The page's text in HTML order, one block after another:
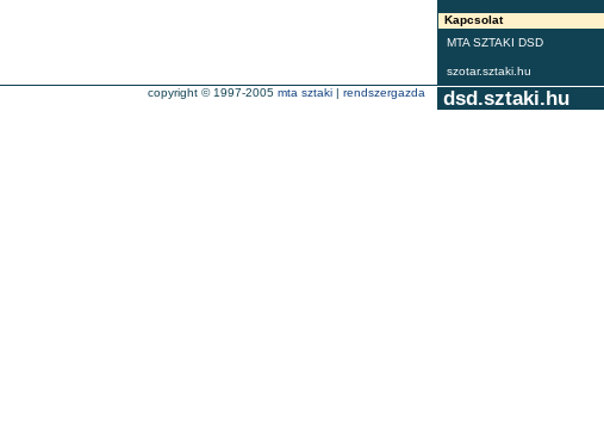
Kapcsolat
MTA SZTAKI DSD
szotar.sztaki.hu
dsd.sztaki.hu
copyright © 1997-2005 mta sztaki | rendszergazda